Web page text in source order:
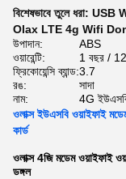
বিশেষভাবে তুলে ধরা: USB
Olax LTE 4g Wifi
উপাদান:
ABS
ওয়ারেন্টি:
1 বছর /
ফ্রিকোয়েন্সি ব্যান্ড:3.7
রঙ:
সাদা
নাম:
4G
ওলাক্স ইউএসবি ওয়াইফাই
কার্ড
ওলাক্স 4জি মডেম ওয়াইফাই
ডঙ্গল